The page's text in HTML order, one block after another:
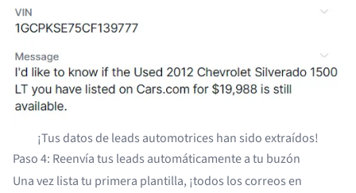
¡Tus datos de leads automotrices han sido extraídos!
Paso 4: Reenvía tus leads automáticamente a tu buzón
Una vez lista tu primera plantilla, ¡todos los correos en